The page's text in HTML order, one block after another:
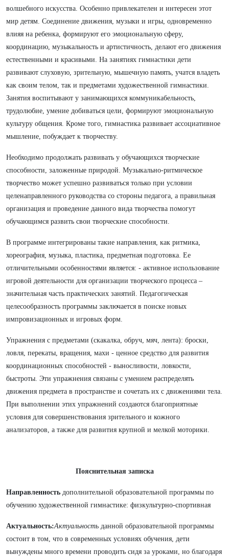
волшебного искусства. Особенно привлекателен и интересен этот
мир детям. Соединение движения, музыки и игры, одновременно
влияя на ребенка, формируют его эмоциональную сферу,
координацию, музыкальность и артистичность, делают его движения
естественными и красивыми. На занятиях гимнастики дети
развивают слуховую, зрительную, мышечную память, учатся владеть
как своим телом, так и предметами художественной гимнастики.
Занятия воспитывают у занимающихся коммуникабельность,
трудолюбие, умение добиваться цели, формируют эмоциональную
культуру общения. Кроме того, гимнастика развивает ассоциативное
мышление, побуждает к творчеству.
Необходимо продолжать развивать у обучающихся творческие
способности, заложенные природой. Музыкально-ритмическое
творчество может успешно развиваться только при условии
целенаправленного руководства со стороны педагога, а правильная
организация и проведение данного вида творчества помогут
обучающимся развить свои творческие способности.
В программе интегрированы такие направления, как ритмика,
хореография, музыка, пластика, предметная подготовка. Ее
отличительными особенностями является: - активное использование
игровой деятельности для организации творческого процесса –
значительная часть практических занятий. Педагогическая
целесообразность программы заключается в поиске новых
импровизационных и игровых форм.
Упражнения с предметами (скакалка, обруч, мяч, лента): броски,
ловля, перекаты, вращения, махи - ценное средство для развития
координационных способностей - выносливости, ловкости,
быстроты. Эти упражнения связаны с умением распределять
движения предмета в пространстве и сочетать их с движениями тела.
При выполнении этих упражнений создаются благоприятные
условия для совершенствования зрительного и кожного
анализаторов, а также для развития крупной и мелкой моторики.
Пояснительная записка
Направленность дополнительной образовательной программы по
обучению художественной гимнастике: физкультурно-спортивная
Актуальность:Актуальность данной образовательной программы
состоит в том, что в современных условиях обучения, дети
вынуждены много времени проводить сидя за уроками, но благодаря